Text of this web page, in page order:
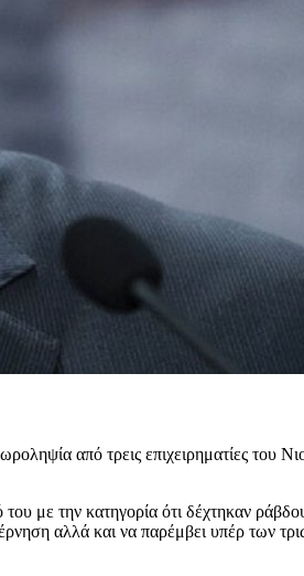
από τρεις επιχειρηματίες του
με την κατηγορία ότι δέχτηκαν
αλλά και να παρέμβει υπέρ των